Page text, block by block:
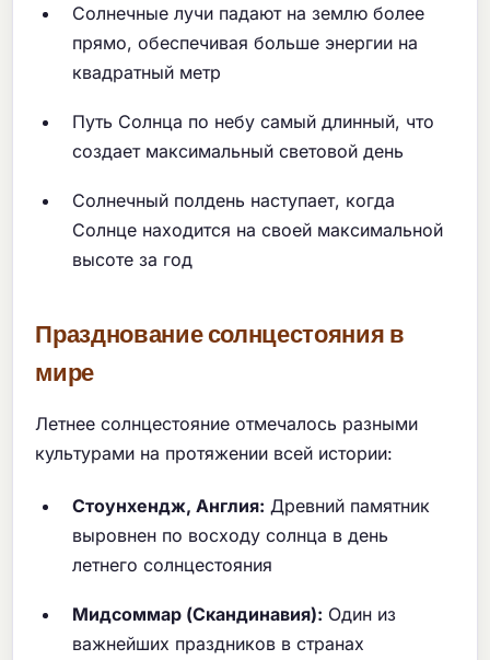
Солнечные лучи падают на землю более
прямо, обеспечивая больше энергии на
квадратный метр
Путь Солнца по небу самый длинный, что
создает максимальный световой день
Солнечный полдень наступает, когда
Солнце находится на своей максимальной
высоте за год
Празднование солнцестояния в
мире
Летнее солнцестояние отмечалось разными
культурами на протяжении всей истории:
Стоунхендж, Англия: Древний памятник
выровнен по восходу солнца в день
летнего солнцестояния
Мидсоммар (Скандинавия): Один из
важнейших праздников в странах